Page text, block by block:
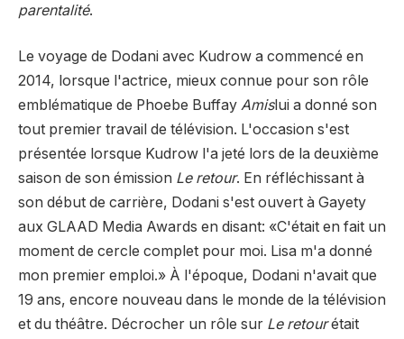
parentalité.
Le voyage de Dodani avec Kudrow a commencé en
2014, lorsque l'actrice, mieux connue pour son rôle
emblématique de Phoebe Buffay Amislui a donné son
tout premier travail de télévision. L'occasion s'est
présentée lorsque Kudrow l'a jeté lors de la deuxième
saison de son émission Le retour. En réfléchissant à
son début de carrière, Dodani s'est ouvert à Gayety
aux GLAAD Media Awards en disant: «C'était en fait un
moment de cercle complet pour moi. Lisa m'a donné
mon premier emploi.» À l'époque, Dodani n'avait que
19 ans, encore nouveau dans le monde de la télévision
et du théâtre. Décrocher un rôle sur Le retourétait